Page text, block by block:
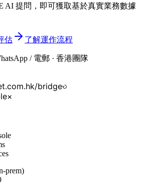
AI 提問，即可獲取基於真實業務數據
估 了解運作流程
/ 電郵 · 香港團隊
bridge
×
prem)